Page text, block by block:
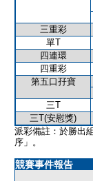
三重彩
單T
四連環
四重彩
第五口孖寶
三T
三T(安慰獎)
派彩備註：於勝出
序」。
競賽事件報告